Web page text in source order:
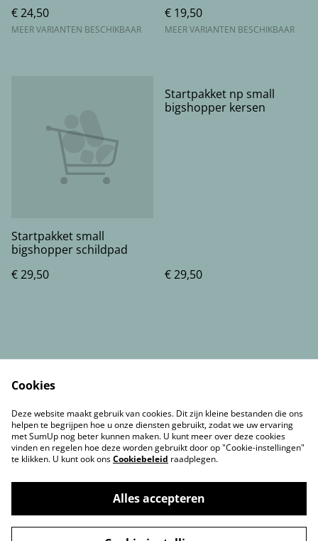
€ 24,50
MEER VARIANTEN BESCHIKBAAR
€ 19,50
MEER VARIANTEN BESCHIKBAAR
Startpakket small
bigshopper schildpad
€ 29,50
Startpakket np small
bigshopper kersen
€ 29,50
Voorwaarden
Privacybeleid
Cookiebeleid
Contact gegevens
©2026SoSillyShop en SoSillyTufting&workshops
Cookies
Deze website maakt gebruik van cookies. Dit zijn kleine bestanden die ons
helpen te begrijpen hoe u onze diensten gebruikt, zodat we uw ervaring
met SumUp nog beter kunnen maken. U kunt meer over deze cookies
vinden en regelen hoe deze worden gebruikt door op "Cookie-instellingen"
te klikken. U kunt ook onsCookiebeleid raadplegen.
Alles accepteren